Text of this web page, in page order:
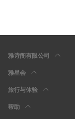
雅诗阁有限公司
雅星会
旅行与体验
帮助